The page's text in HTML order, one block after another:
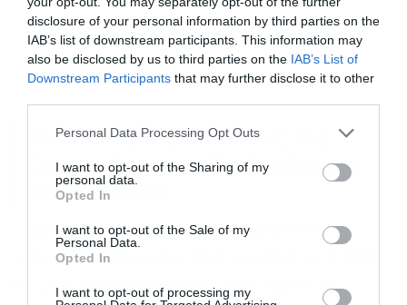
disclosure of your personal information by third parties on the
IAB’s list of downstream participants. This information may
also be disclosed by us to third parties on the IAB’s List of
Downstream Participants that may further disclose it to other
Personal Data Processing Opt Outs
I want to opt-out of the Sharing of my
personal data.
Opted In
I want to opt-out of the Sale of my
Personal Data.
Opted In
I want to opt-out of processing my
Οι ειδικές περιπτώσεις της
Ουγγαρίας, της Σλοβακίας και
της Ελλάδας
Παρά τη σημαντική μείωση της ρωσικής
παρουσίας στην ευρωπαϊκή αγορά από το 2022
και μετά, η εξάρτηση παραμένει υψηλή σε